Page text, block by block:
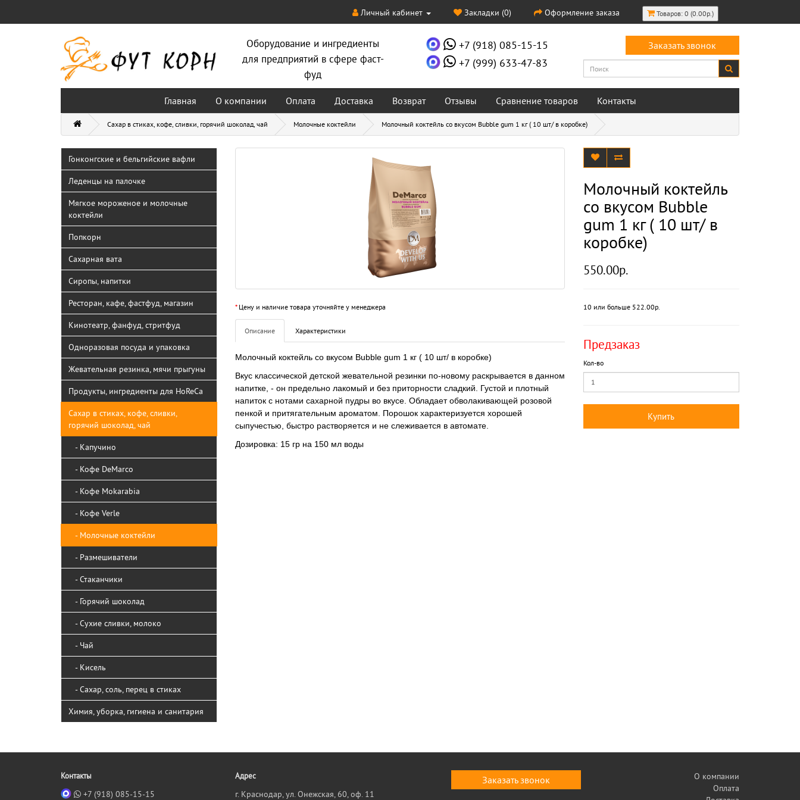
Личный кабинет Закладки (0) Оформление заказа Товаров: 0 (0.00р.)
Оборудование и ингредиенты
для предприятий в сфере фаст-
фуд
+7 (918) 085-15-15
+7 (999) 633-47-83
Заказать звонок
Главная О компании Оплата Доставка Возврат Отзывы Сравнение товаров Контакты
Сахар в стиках, кофе, сливки, горячий шоколад, чай Молочные коктейли Молочный коктейль со вкусом Bubble gum 1 кг ( 10 шт/ в коробке)
Гонконгские и бельгийские вафли
Леденцы на палочке
Мягкое мороженое и молочные
коктейли
Попкорн
Сахарная вата
Сиропы, напитки
Ресторан, кафе, фастфуд, магазин
Кинотеатр, фанфуд, стритфуд
Одноразовая посуда и упаковка
Жевательная резинка, мячи прыгуны
Продукты, ингредиенты для HoReCa
Сахар в стиках, кофе, сливки,
горячий шоколад, чай
- Капучино
- Кофе DeMarco
- Кофе Mokarabia
- Кофе Verle
- Молочные коктейли
- Размешиватели
- Стаканчики
- Горячий шоколад
- Сухие сливки, молоко
- Чай
- Кисель
- Сахар, соль, перец в стиках
Химия, уборка, гигиена и санитария
*Цену и наличие товара уточняйте у менеджера
Молочный коктейль
со вкусом Bubble
gum 1 кг ( 10 шт/ в
коробке)
550.00р.
10 или больше 522.00р.
Предзаказ
Кол-во
Купить
Описание Характеристики
Молочный коктейль со вкусом Bubble gum 1 кг ( 10 шт/ в коробке)
Вкус классической детской жевательной резинки по-новому раскрывается в данном
напитке, - он предельно лакомый и без приторности сладкий. Густой и плотный
напиток с нотами сахарной пудры во вкусе. Обладает обволакивающей розовой
пенкой и притягательным ароматом. Порошок характеризуется хорошей
сыпучестью, быстро растворяется и не слеживается в автомате.
Дозировка: 15 гр на 150 мл воды
Контакты
+7 (918) 085-15-15
Адрес
г. Краснодар, ул. Онежская, 60, оф. 11
Заказать звонок
О компании
Оплата